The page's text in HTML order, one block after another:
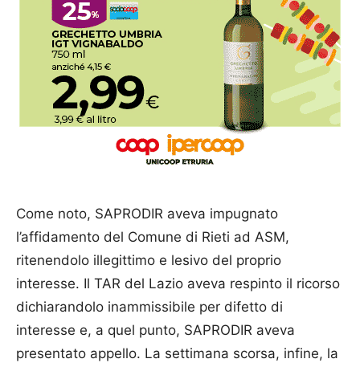
Come noto, SAPRODIR aveva impugnato
l’affidamento del Comune di Rieti ad ASM,
ritenendolo illegittimo e lesivo del proprio
interesse. Il TAR del Lazio aveva respinto il ricorso
dichiarandolo inammissibile per difetto di
interesse e, a quel punto, SAPRODIR aveva
presentato appello. La settimana scorsa, infine, la